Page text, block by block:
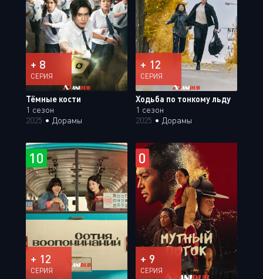
+ 8
СЕРИЯ
Тёмные кости
1 сезон
2025 • Дорамы
+ 12
СЕРИЯ
Ходьба по тонкому льду
1 сезон
2025 • Дорамы
10
+ 12
СЕРИЯ
0
+ 9
СЕРИЯ